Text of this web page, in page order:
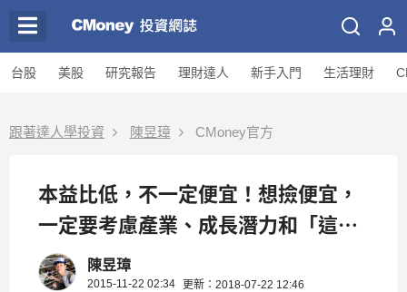
台股 美股 研究報告 理財達人 新手入門 生活理財
跟著達人學投資 陳昱璋 CMoney官方
本益比低，不一定便宜！想撿便宜，
一定要考慮產業、成長潛力和「這
個」！陳昱璋
2015-11-22 02:34 更新：2018-07-22 12:46